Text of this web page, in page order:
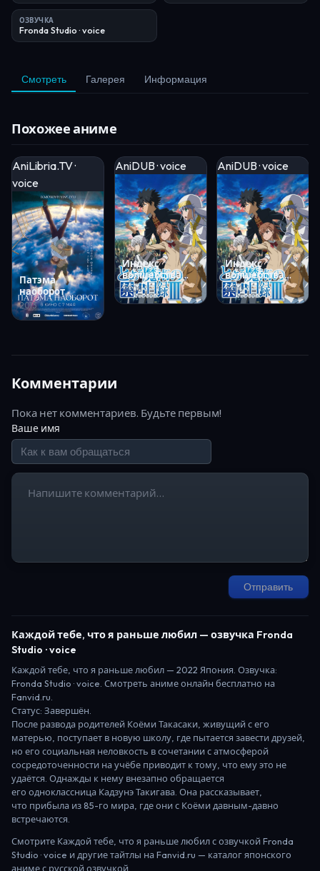
ОЗВУЧКА
Fronda Studio· voice
Смотреть Галерея Информация
Похожее аниме
AniLibria.TV ·
voice
Патэма
наоборот
2013
AniDUB · voice
Индекс
волшебства
[ТВ-1]
2008
AniDUB · voice
Индекс
волшебства
[ТВ-2]
2010
Комментарии
Пока нет комментариев. Будьте первым!
Ваше имя
Отправить
Каждой тебе, что я раньше любил — озвучка Fronda
Studio · voice
Каждой тебе, что я раньше любил— 2022 Япония. Озвучка:
Fronda Studio · voice. Смотреть аниме онлайн бесплатно на
Fanvid.ru.
Статус: Завершён.
После развода родителей Коёми Такасаки, живущий с его
матерью, поступает в новую школу, где пытается завести друзей,
но его социальная неловкость в сочетании с атмосферой
сосредоточенности на учёбе приводит к тому, что ему это не
удаётся. Однажды к нему внезапно обращается
его одноклассница Кадзунэ Такигава. Она рассказывает,
что прибыла из 85-го мира, где они с Коёми давным-давно
встречаются.
Смотрите Каждой тебе, что я раньше любилс озвучкой Fronda
Studio · voice и другие тайтлы на Fanvid.ru — каталог японского
аниме с русской озвучкой.